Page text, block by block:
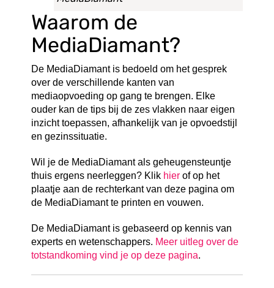
Waarom de
MediaDiamant?
De MediaDiamant is bedoeld om het gesprek
over de verschillende kanten van
mediaopvoeding op gang te brengen. Elke
ouder kan de tips bij de zes vlakken naar eigen
inzicht toepassen, afhankelijk van je opvoedstijl
en gezinssituatie.
Wil je de MediaDiamant als geheugensteuntje
thuis ergens neerleggen? Klik hier of op het
plaatje aan de rechterkant van deze pagina om
de MediaDiamant te printen en vouwen.
De MediaDiamant is gebaseerd op kennis van
experts en wetenschappers. Meer uitleg over de
totstandkoming vind je op deze pagina.